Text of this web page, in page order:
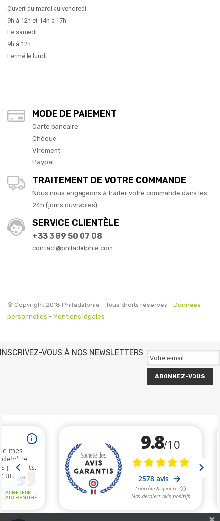
Ouvert du mardi au vendredi
9h à 12h et 14h à 17h
Le samedi
9h à 12h
Fermé le lundi
MODE DE PAIEMENT
Carte bancaire
Chèque
Virement
Paypal
TRAITEMENT DE VOTRE COMMANDE
Nous nous engageons à traiter votre commande dans les
24h (jours ouvrables)
SERVICE CLIENTÈLE
+33 3 89 50 07 08
contact@philadelphie.com
© Copyright 2018 Philadelphie - Tous droits réservés - Données
personnelles - Mentions légales
INSCRIVEZ-VOUS À NOS NEWSLETTERS
ABONNEZ-VOUS